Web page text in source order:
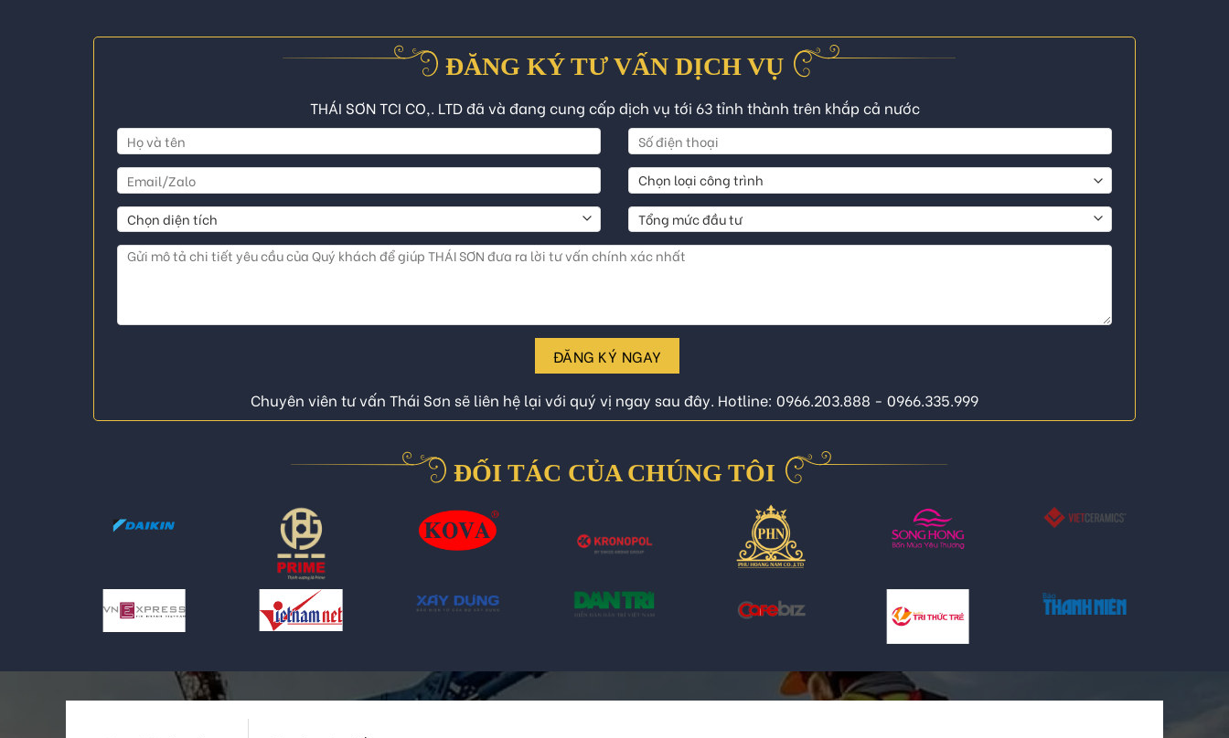
ĐĂNG KÝ TƯ VẤN DỊCH VỤ
THÁI SƠN TCI CO,. LTD đã và đang cung cấp dịch vụ tới 63 tỉnh thành trên khắp cả nước
ĐĂNG KÝ NGAY
Chuyên viên tư vấn Thái Sơn sẽ liên hệ lại với quý vị ngay sau đây. Hotline: 0966.203.888 - 0966.335.999
ĐỐI TÁC CỦA CHÚNG TÔI